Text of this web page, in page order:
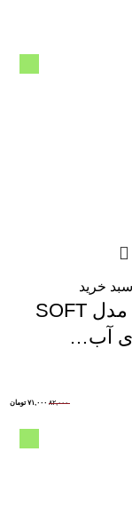
خرید
مسواک مدل SOFT
آب…
۸۲,۰۰۰ ۷۱,۰۰۰ تومان